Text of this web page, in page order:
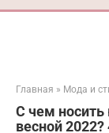
Главная » Мода и
С чем
весной